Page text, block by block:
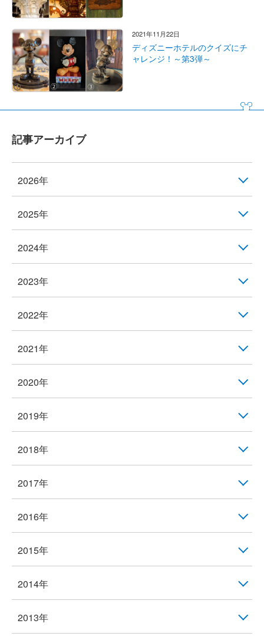
2021年11月22日
ディズニーホテルのクイズにチ
ャレンジ！～第3弾～
記事アーカイブ
2026年
2025年
2024年
2023年
2022年
2021年
2020年
2019年
2018年
2017年
2016年
2015年
2014年
2013年